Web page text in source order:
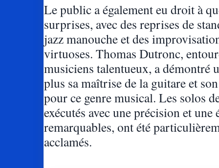
Le public a également eu droit à
surprises, avec des reprises de
jazz manouche et des
virtuoses. Thomas Dutronc,
musiciens talentueux, a démontré
plus sa maîtrise de la guitare et
pour ce genre musical. Les solos
exécutés avec une précision et une
remarquables, ont été
acclamés.